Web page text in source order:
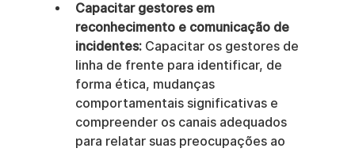
Capacitar gestores em
reconhecimento e comunicação de
incidentes: Capacitar os gestores de
linha de frente para identificar, de
forma ética, mudanças
comportamentais significativas e
compreender os canais adequados
para relatar suas preocupações ao